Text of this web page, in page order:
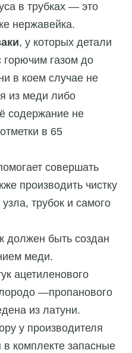
в трубках — это
нержавейка.
, у которых детали
газом до
в коем случае не
из меди либо
содержание не
в 65
совершать
производить чистку
трубок и самого
должен быть создан
меди.
ацетиленового
—пропанового
из латуни.
у производителя
комплекте запасные